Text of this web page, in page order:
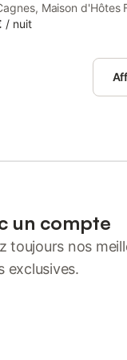
Maison d'Hôtes
with air conditioning
/ nuit
un compte
toujours nos
exclusives.